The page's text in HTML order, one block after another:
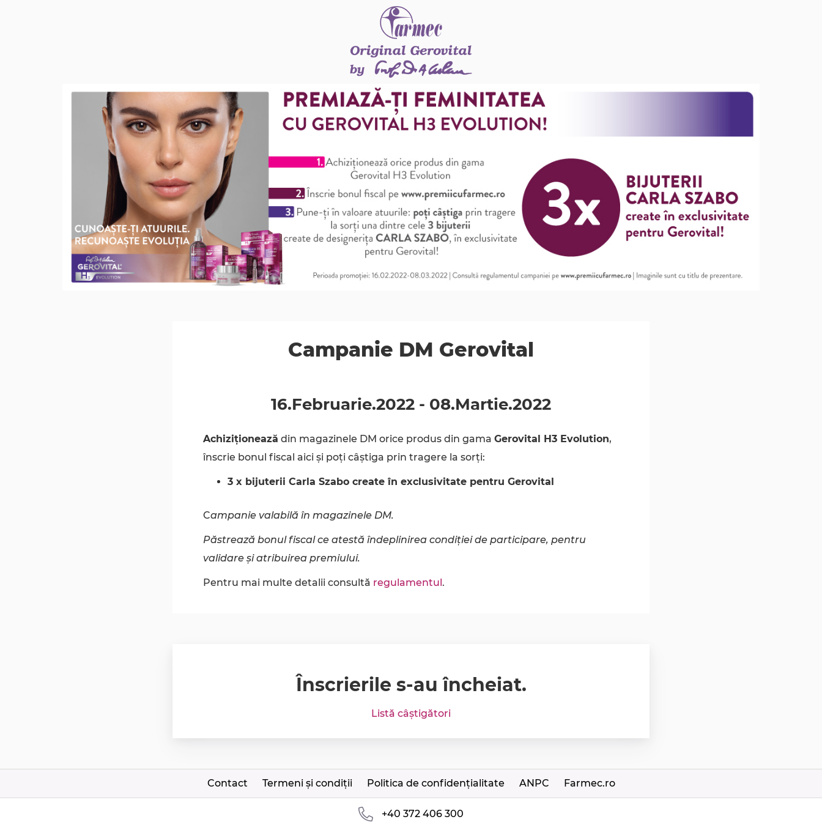
Campanie DM Gerovital
16.Februarie.2022 - 08.Martie.2022
Achiziționează din magazinele DM orice produs din gama Gerovital H3 Evolution,
înscrie bonul fiscal aici și poți câștiga prin tragere la sorți:
3 x bijuterii Carla Szabo create în exclusivitate pentru Gerovital
Campanie valabilă în magazinele DM.
Păstrează bonul fiscal ce atestă îndeplinirea condiției de participare, pentru
validare și atribuirea premiului.
Pentru mai multe detalii consultă regulamentul .
Înscrierile s-au încheiat.
Listă câștigători
Contact Termeni și condiții Politica de confidențialitate ANPC Farmec.ro
+40 372 406 300